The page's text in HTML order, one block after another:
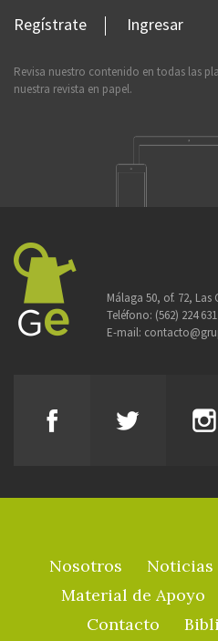
Regístrate Ingresar
Revisa nuestro contenido en todas las
nuestra revista en papel.
Málaga 50, of. 72,
Teléfono: (562) 224
E-mail:
Nosotros Noticias
Material de Apoyo
Contacto